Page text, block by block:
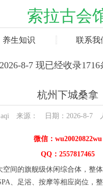
索拉古会
养生知识 联系我
8-7 现已经收录
杭州下城桑拿
aqi 来源： 日期：2026-8-7
微信：wu20020822wu
QQ：2557817465
的旗舰级休闲综合体，整
、足浴、按摩等相应岗位